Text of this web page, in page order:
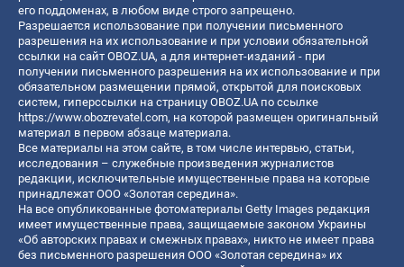
его поддоменах, в любом виде строго запрещено.
Разрешается использование при получении письменного
разрешения на их использование и при условии обязательной
ссылки на сайт OBOZ.UA, а для интернет-изданий - при
получении письменного разрешения на их использование и при
обязательном размещении прямой, открытой для поисковых
систем, гиперссылки на страницу OBOZ.UA по ссылке
https://www.obozrevatel.com, на которой размещен оригинальный
материал в первом абзаце материала.
Все материалы на этом сайте, в том числе интервью, статьи,
исследования – служебные произведения журналистов
редакции, исключительные имущественные права на которые
принадлежат ООО «Золотая середина».
На все опубликованные фотоматериалы Getty Images редакция
имеет имущественные права, защищаемые законом Украины
«Об авторских правах и смежных правах», никто не имеет права
без письменного разрешения ООО «Золотая середина» их